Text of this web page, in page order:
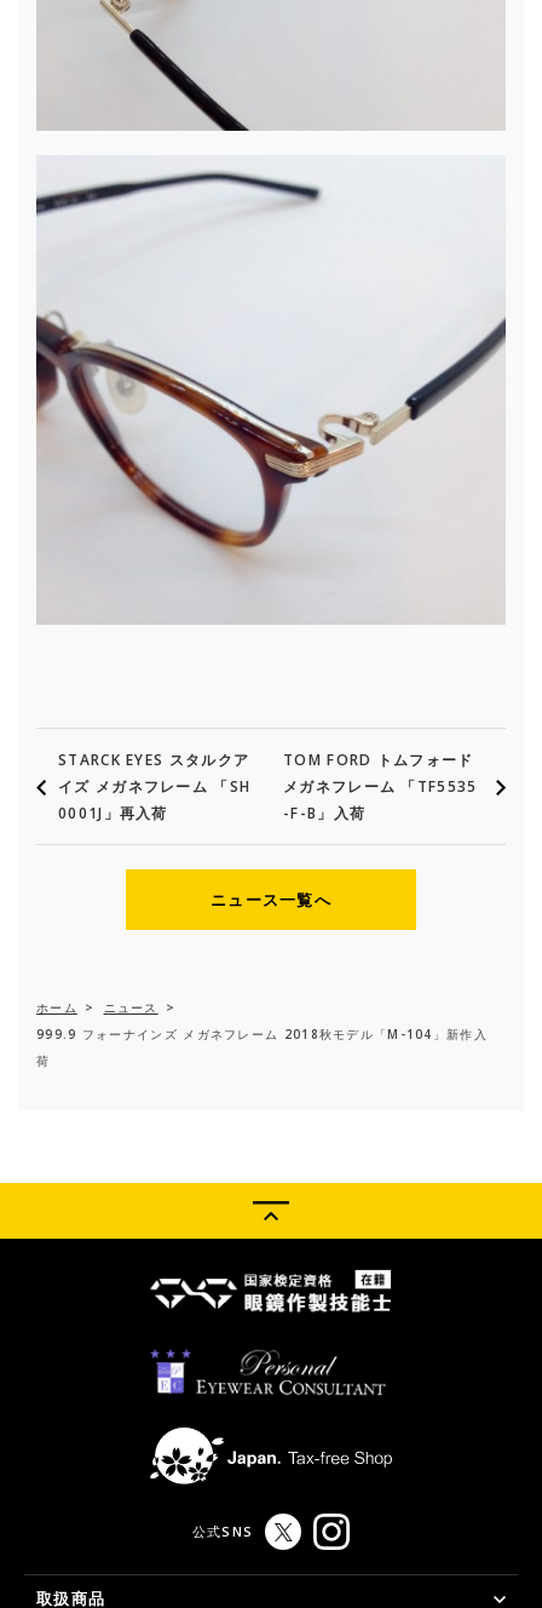
STARCK EYES スタルクア
イズ メガネフレーム 「SH
0001J」再入荷
TOM FORD トムフォード
メガネフレーム 「TF5535
-F-B」入荷
ニュース一覧へ
ホーム > ニュース
>
999.9 フォーナインズ メガネフレーム 2018秋モデル「M-104」新作入
荷
公式SNS
取扱商品